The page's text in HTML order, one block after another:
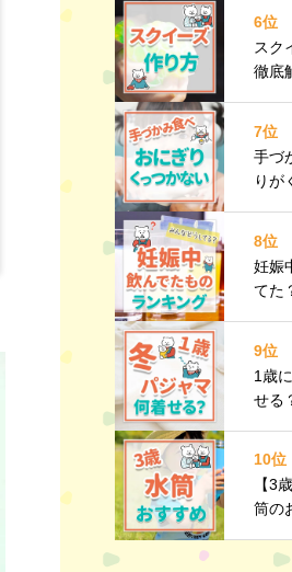
6位
スク
徹底
7位
手づ
りが
8位
妊娠
てた
9位
1歳
せる
10位
【3
筒の
点を